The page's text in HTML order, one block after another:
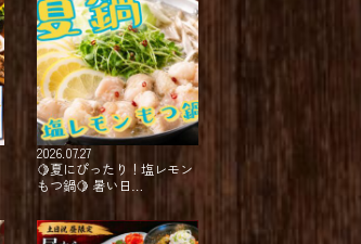
2026.07.27
⁡🍋夏にぴったり！塩レモン
もつ鍋🍋 暑い日…